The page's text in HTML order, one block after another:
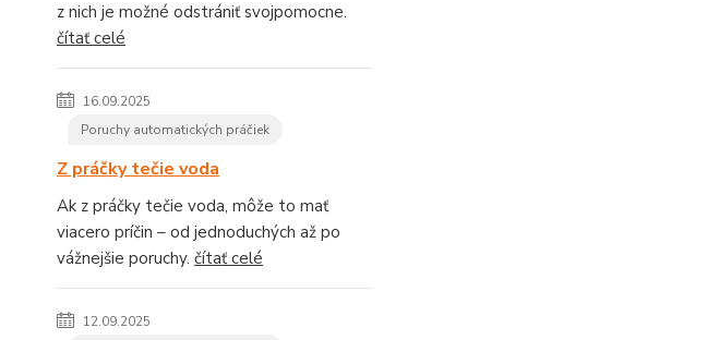
z nich je možné odstrániť svojpomocne.
čítať celé
16.09.2025
Poruchy automatických práčiek
Z práčky tečie voda
Ak z práčky tečie voda, môže to mať
viacero príčin – od jednoduchých až po
vážnejšie poruchy. čítať celé
12.09.2025